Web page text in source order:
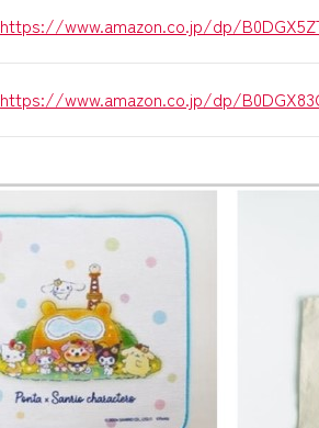
https://www.amazon.co.jp/dp/
https://www.amazon.co.jp/dp/